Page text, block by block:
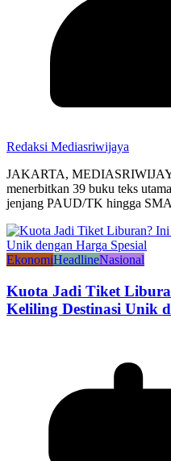
Redaksi Mediasriwijaya
JAKARTA,
menerbitkan 39 buku teks
jenjang PAUD/TK hingga
EkonomiHeadlineNasional
Kuota Jadi Tiket
Keliling Destinasi Unik